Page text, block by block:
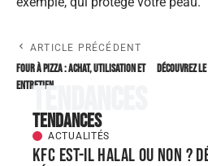
ARTICLE PRÉCÉDENT
Four à pizza : achat, utilisation et
entretien
Découvrez
Tendances
Tendances
ACTUALITÉS
KFC est-il halal ou non ?